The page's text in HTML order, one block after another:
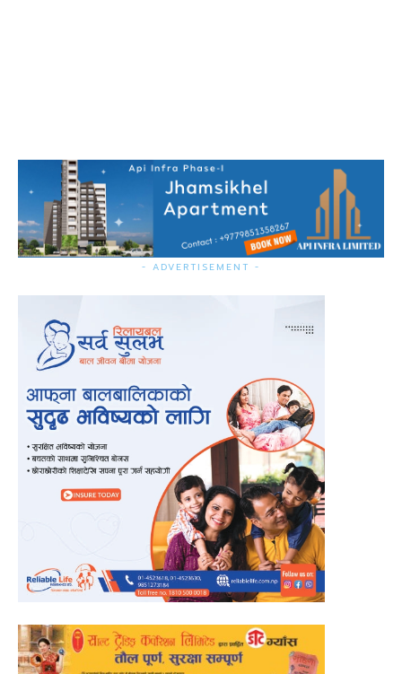
- ADVERTISEMENT -